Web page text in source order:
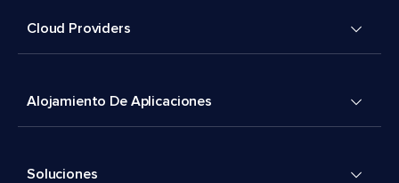
Cloud Providers
Alojamiento De Aplicaciones
Soluciones